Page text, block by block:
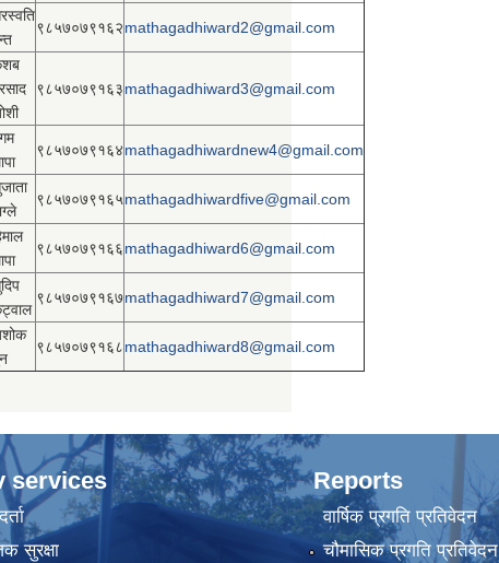
९८५७०७९१६२mathagadhiward2@gmail.com
९८५७०७९१६३mathagadhiward3@gmail.com
९८५७०७९१६४mathagadhiwardnew4@gmail.com
९८५७०७९१६५mathagadhiwardfive@gmail.com
९८५७०७९१६६mathagadhiward6@gmail.com
९८५७०७९१६७mathagadhiward7@gmail.com
९८५७०७९१६८mathagadhiward8@gmail.com
services
सुरक्षा
Reports
वार्षिक प्रगति प्रतिवेदन
चौमासिक प्रगति प्रतिवेदन